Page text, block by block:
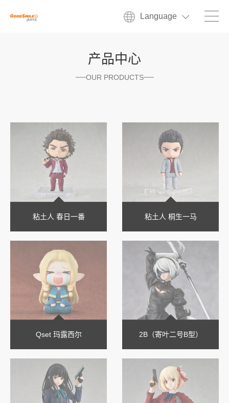
Language
产品中心
OUR PRODUCTS
粘土人 春日一番 粘土人 桐生一马
Qset 玛露西尔 2B（寄叶二号B型）